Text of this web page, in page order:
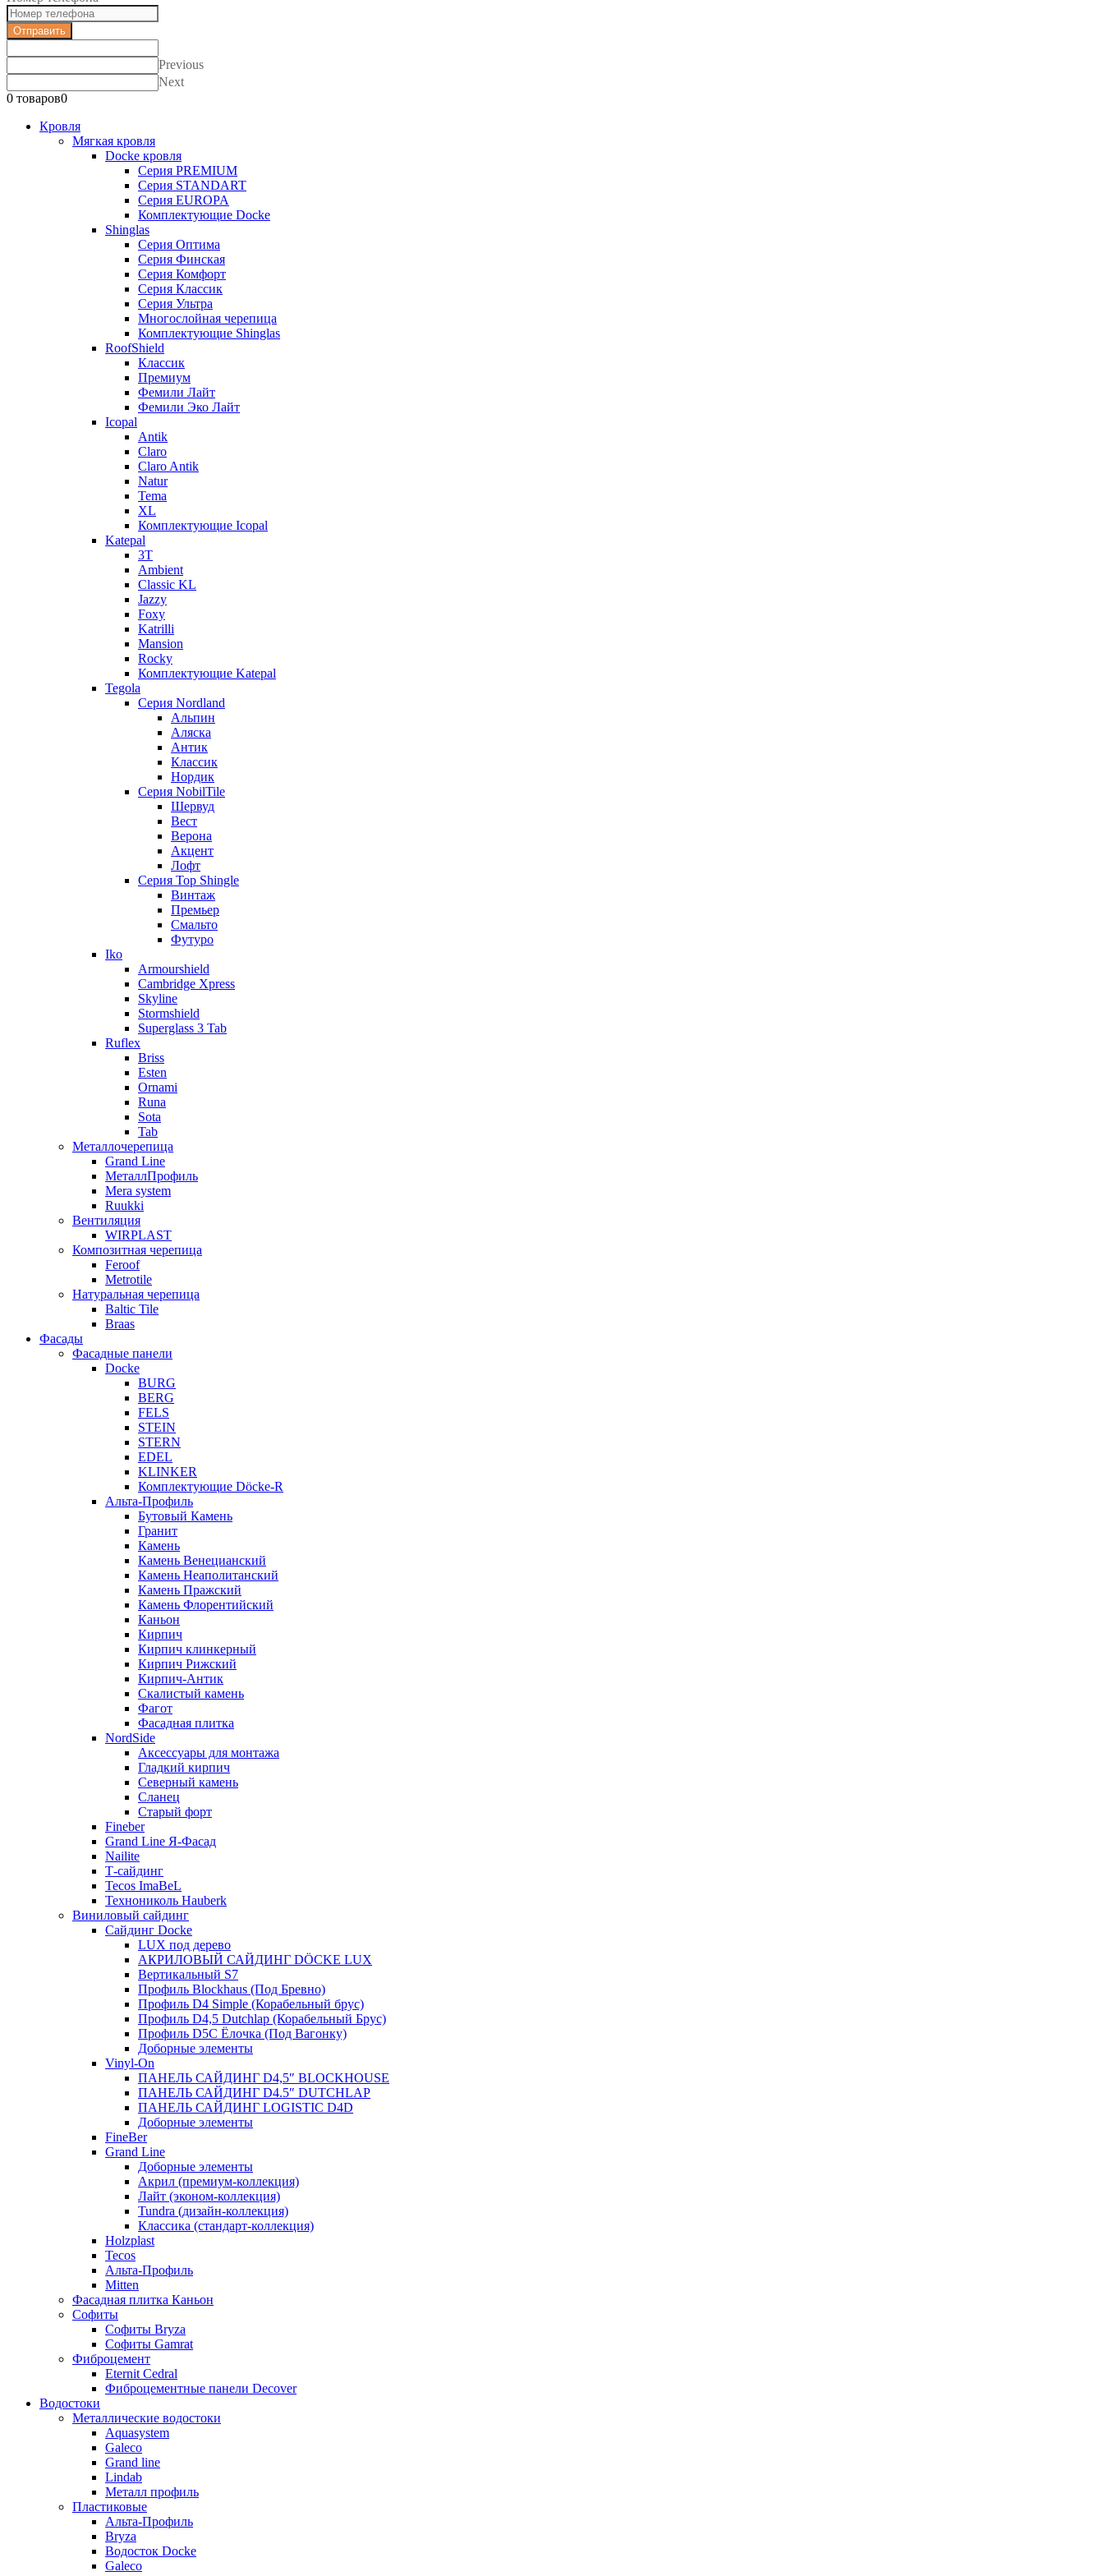
Отправить
Previous
Next
0 товаров0
Кровля
Мягкая кровля
Docke кровля
Серия PREMIUM
Серия STANDART
Серия EUROPA
Комплектующие Docke
Shinglas
Серия Оптима
Серия Финская
Серия Комфорт
Серия Классик
Серия Ультра
Многослойная черепица
Комплектующие Shinglas
RoofShield
Классик
Премиум
Фемили Лайт
Фемили Эко Лайт
Icopal
Antik
Claro
Claro Antik
Natur
Tema
XL
Комплектующие Icopal
Katepal
3T
Ambient
Classic KL
Jazzy
Foxy
Katrilli
Mansion
Rocky
Комплектующие Katepal
Tegola
Серия Nordland
Альпин
Аляска
Антик
Классик
Нордик
Серия NobilTile
Шервуд
Вест
Верона
Акцент
Лофт
Серия Top Shingle
Винтаж
Премьер
Смальто
Футуро
Iko
Armourshield
Cambridge Xpress
Skyline
Stormshield
Superglass 3 Tab
Ruflex
Briss
Esten
Ornami
Runa
Sota
Tab
Металлочерепица
Grand Line
МеталлПрофиль
Mera system
Ruukki
Вентиляция
WIRPLAST
Композитная черепица
Feroof
Metrotile
Натуральная черепица
Baltic Tile
Braas
Фасады
Фасадные панели
Docke
BURG
BERG
FELS
STEIN
STERN
EDEL
KLINKER
Комплектующие Döcke-R
Альта-Профиль
Бутовый Камень
Гранит
Камень
Камень Венецианский
Камень Неаполитанский
Камень Пражский
Камень Флорентийский
Каньон
Кирпич
Кирпич клинкерный
Кирпич Рижский
Кирпич-Антик
Скалистый камень
Фагот
Фасадная плитка
NordSide
Аксессуары для монтажа
Гладкий кирпич
Северный камень
Сланец
Старый форт
Fineber
Grand Line Я-Фасад
Nailite
Т-сайдинг
Tecos ImaBeL
Технониколь Hauberk
Виниловый сайдинг
Сайдинг Docke
LUX под дерево
АКРИЛОВЫЙ САЙДИНГ DÖCKE LUX
Вертикальный S7
Профиль Blockhaus (Под Бревно)
Профиль D4 Simple (Корабельный брус)
Профиль D4,5 Dutchlap (Корабельный Брус)
Профиль D5C Ёлочка (Под Вагонку)
Доборные элементы
Vinyl-On
ПАНЕЛЬ САЙДИНГ D4,5″ BLOCKHOUSE
ПАНЕЛЬ САЙДИНГ D4.5″ DUTCHLAP
ПАНЕЛЬ САЙДИНГ LOGISTIC D4D
Доборные элементы
FineBer
Grand Line
Доборные элементы
Акрил (премиум-коллекция)
Лайт (эконом-коллекция)
Tundra (дизайн-коллекция)
Классика (стандарт-коллекция)
Holzplast
Tecos
Альта-Профиль
Mitten
Фасадная плитка Каньон
Софиты
Софиты Bryza
Софиты Gamrat
Фиброцемент
Eternit Cedral
Фиброцементные панели Decover
Водостоки
Металлические водостоки
Aquasystem
Galeco
Grand line
Lindab
Металл профиль
Пластиковые
Альта-Профиль
Bryza
Водосток Docke
Galeco